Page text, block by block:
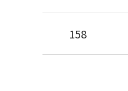
158